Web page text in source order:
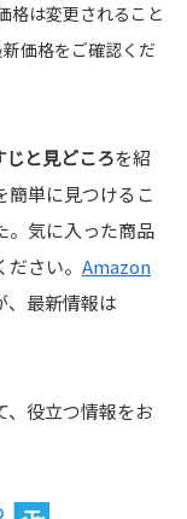
格は変更されること
価格をご確認くだ
じと見どころを紹
簡単に見つけるこ
。気に入った商品
さい。 Amazon
、最新情報は
、役立つ情報をお